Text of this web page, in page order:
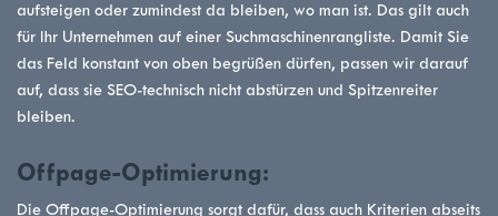
aufsteigen oder zumindest da bleiben, wo man ist. Das gilt auch
für Ihr Unternehmen auf einer Suchmaschinenrangliste. Damit Sie
das Feld konstant von oben begrüßen dürfen, passen wir darauf
auf, dass sie SEO-technisch nicht abstürzen und Spitzenreiter
bleiben.
Offpage-Optimierung:
Die Offpage-Optimierung sorgt dafür, dass auch Kriterien abseits